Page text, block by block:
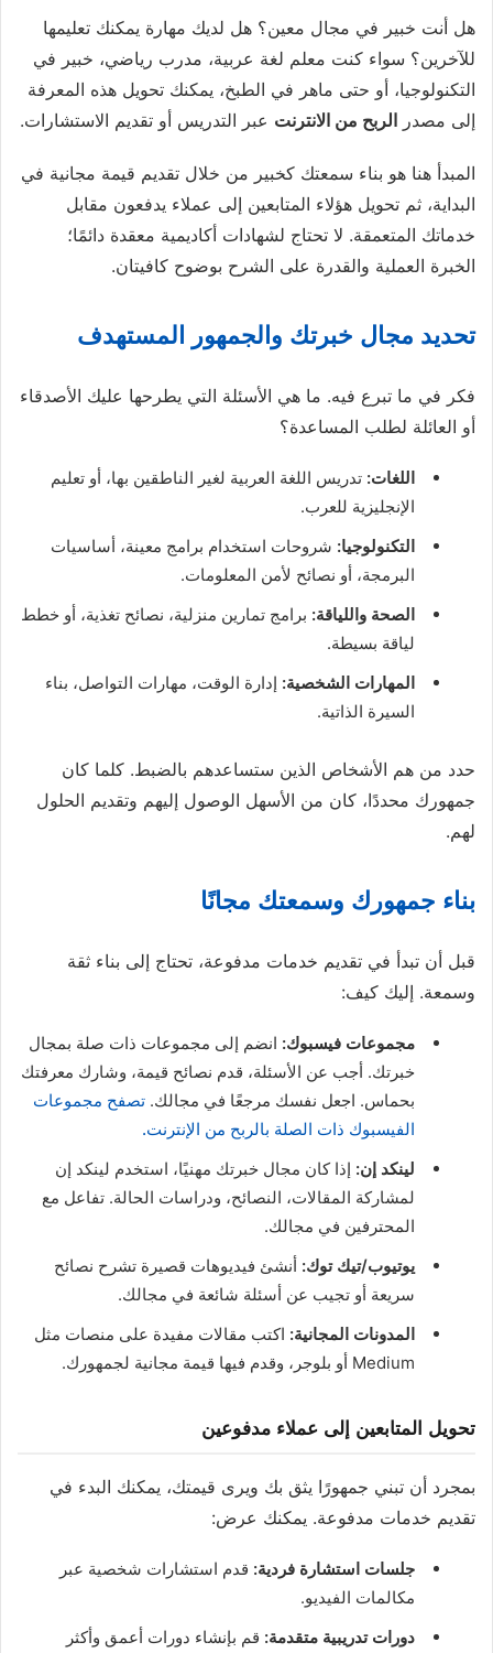
هل أنت خبير في مجال معين؟ هل لديك مهارة يمكنك تعليمها
للآخرين؟ سواء كنت معلم لغة عربية، مدرب رياضي، خبير في
التكنولوجيا، أو حتى ماهر في الطبخ، يمكنك تحويل هذه المعرفة
إلى مصدر الربح من الانترنت عبر التدريس أو تقديم الاستشارات.
المبدأ هنا هو بناء سمعتك كخبير من خلال تقديم قيمة مجانية في
البداية، ثم تحويل هؤلاء المتابعين إلى عملاء يدفعون مقابل
خدماتك المتعمقة. لا تحتاج لشهادات أكاديمية معقدة دائمًا؛
الخبرة العملية والقدرة على الشرح بوضوح كافيتان.
تحديد مجال خبرتك والجمهور المستهدف
فكر في ما تبرع فيه. ما هي الأسئلة التي يطرحها عليك الأصدقاء
أو العائلة لطلب المساعدة؟
اللغات: تدريس اللغة العربية لغير الناطقين بها، أو تعليم
الإنجليزية للعرب.
التكنولوجيا: شروحات استخدام برامج معينة، أساسيات
البرمجة، أو نصائح لأمن المعلومات.
الصحة واللياقة: برامج تمارين منزلية، نصائح تغذية، أو خطط
لياقة بسيطة.
المهارات الشخصية: إدارة الوقت، مهارات التواصل، بناء
السيرة الذاتية.
حدد من هم الأشخاص الذين ستساعدهم بالضبط. كلما كان
جمهورك محددًا، كان من الأسهل الوصول إليهم وتقديم الحلول
لهم.
بناء جمهورك وسمعتك مجانًا
قبل أن تبدأ في تقديم خدمات مدفوعة، تحتاج إلى بناء ثقة
وسمعة. إليك كيف:
مجموعات فيسبوك: انضم إلى مجموعات ذات صلة بمجال
خبرتك. أجب عن الأسئلة، قدم نصائح قيمة، وشارك معرفتك
بحماس. اجعل نفسك مرجعًا في مجالك. تصفح مجموعات
الفيسبوك ذات الصلة بالربح من الإنترنت.
لينكد إن: إذا كان مجال خبرتك مهنيًا، استخدم لينكد إن
لمشاركة المقالات، النصائح، ودراسات الحالة. تفاعل مع
المحترفين في مجالك.
يوتيوب/تيك توك: أنشئ فيديوهات قصيرة تشرح نصائح
سريعة أو تجيب عن أسئلة شائعة في مجالك.
المدونات المجانية: اكتب مقالات مفيدة على منصات مثل
Medium أو بلوجر، وقدم فيها قيمة مجانية لجمهورك.
تحويل المتابعين إلى عملاء مدفوعين
بمجرد أن تبني جمهورًا يثق بك ويرى قيمتك، يمكنك البدء في
تقديم خدمات مدفوعة. يمكنك عرض:
جلسات استشارة فردية: قدم استشارات شخصية عبر
مكالمات الفيديو.
دورات تدريبية متقدمة: قم بإنشاء دورات أعمق وأكثر